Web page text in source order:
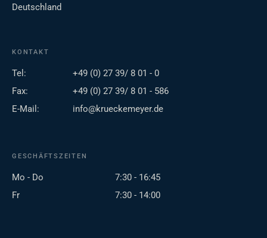
Deutschland
KONTAKT
Tel:
+49 (0) 27 39/ 8 01 - 0
Fax:
+49 (0) 27 39/ 8 01 - 586
E-Mail:
info@krueckemeyer.de
GESCHÄFTSZEITEN
Mo - Do
7:30 - 16:45
Fr
7:30 - 14:00